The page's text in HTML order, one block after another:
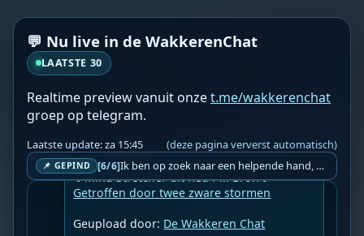
💬 Nu live in de WakkerenChat
LAATSTE 30
Realtime preview vanuit onzet.me/wakkerenchat
groep op telegram.
Laatste update: za 15:45 (deze pagina ververst automatisch)
📌 GEPIND [6/6] Ik ben op zoek naar een helpende hand, een menselijk oog, een admin die helpt met controleren of de chat wel correct word gemodereerd word door NoMoSpam. 98% gaat automatisch goed, toch ik dit nooit helemaal loslaten en moet er altijd een mens mee blijven opletten bij elke beslissing die gemaakt word. Waar bestaan de werkzaamheden uit? Mee kijken in admin log kanaal naar alle drugs/porno/scams die voorbij komen en in het geval van een randgevalletje, ingrijpen en b.v. een verwijderd maar wel toegestaan bericht terug plaatsen met een druk op de knop. tsja zo banaal en simpel is het gesteld.. Word je hier blij van? Nee. Strookt het je ego? Nee. Word je er beter van? Nee. Kost het veel tijd? Totaal niet, consistentie en regelmaat is belangrijker dan 'er even voor kunnen gaan zitten'.. het werk is in een paar seconden gepiept.. je checkt puur of AI de juiste beslissing heeft gemaakt.. …
voortploeteren. Andere liggen op de loer in
📍 Bron:
❤️👉 Discussieer ook mee via
Chat 👈❤️
WF Wakkere Fabels BOT za 15:36
☀️Martin Vrijland☀️
💊Mind Stretcher uit Red Pill Bron💊
Getroffen door twee zware stormen
Geupload door: De Wakkeren Chat